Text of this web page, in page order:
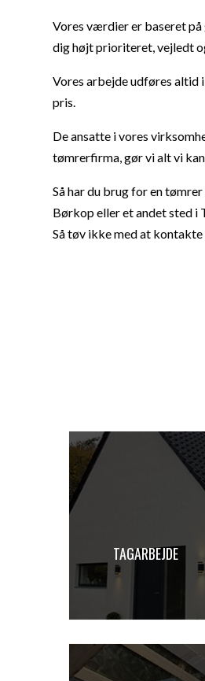
Vores værdier er baseret
dig højt prioriteret, vejledt
Vores arbejde udføres
pris.
De ansatte i vores
tømrerfirma, gør vi alt vi
Så har du brug for en
Børkop eller et andet sted i
Så tøv ikke med at
TAGARBEJDE